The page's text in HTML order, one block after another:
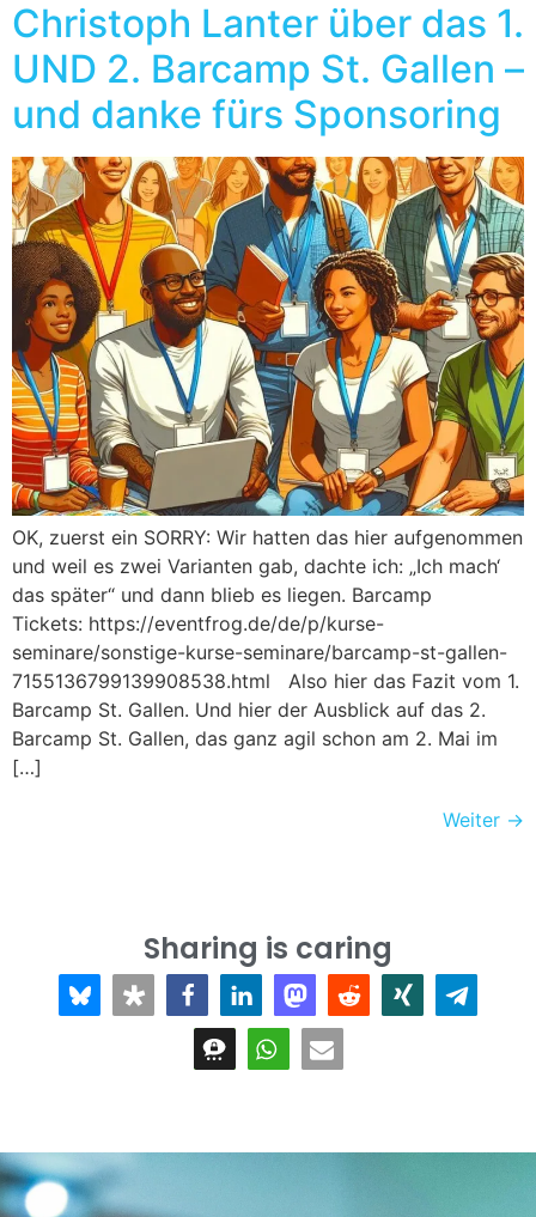
Christoph Lanter über das 1.
UND 2. Barcamp St. Gallen –
und danke fürs Sponsoring
OK, zuerst ein SORRY: Wir hatten das hier aufgenommen
und weil es zwei Varianten gab, dachte ich: „Ich mach‘
das später“ und dann blieb es liegen. Barcamp
Tickets: https://eventfrog.de/de/p/kurse-
seminare/sonstige-kurse-seminare/barcamp-st-gallen-
7155136799139908538.html Also hier das Fazit vom 1.
Barcamp St. Gallen. Und hier der Ausblick auf das 2.
Barcamp St. Gallen, das ganz agil schon am 2. Mai im
[…]
Weiter →
Sharing is caring